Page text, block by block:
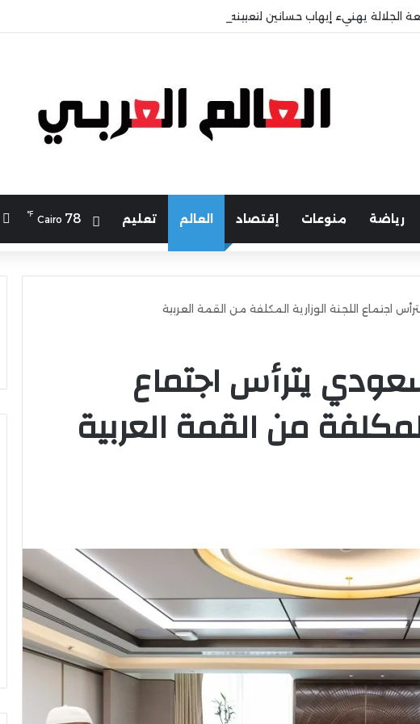
الجلالة يهنيء إيهاب حسانين لتعيينه أمينًا عامًا لمجلس الجامعات الخاصة
رياضة منوعات إقتصاد العالم تعليم Cairo 78
℉
اجتماع اللجنة الوزارية المكلفة من القمة العربية
يترأس اجتماع
من القمة العربية
تكثف جهودها للتصدي
الوهمية
منتخب
مصر
وزير الشباب والرياضة يهنئ منتخب
مصر للشطرنج